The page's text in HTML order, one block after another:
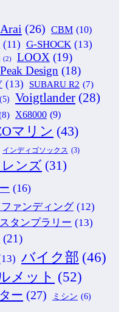
Arai (26) CBM (10)
(11) G-SHOCK (13)
(2) LOOX (19)
Peak Design (18)
(13) SUBARU R2 (7)
(5) Voigtlander (28)
X68000 (9)
マリン (43)
インディゴソックス (3)
ンズ (31)
(16)
ァンディング (12)
スタンプラリー (13)
(21)
バイク部 (46)
メット (52)
ー (27) ミシン (6)